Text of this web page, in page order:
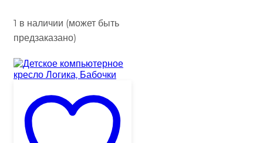
1 в наличии (может быть
предзаказано)